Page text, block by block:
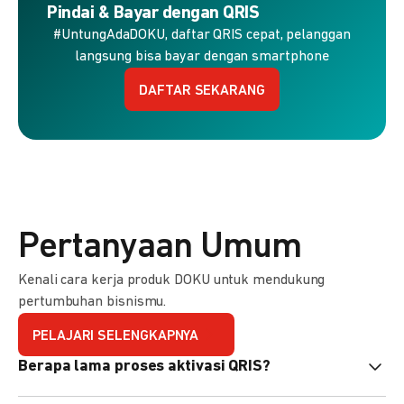
Pindai & Bayar dengan QRIS
#UntungAdaDOKU, daftar QRIS cepat, pelanggan
langsung bisa bayar dengan smartphone
DAFTAR SEKARANG
Pertanyaan Umum
Kenali cara kerja produk DOKU untuk mendukung
pertumbuhan bisnismu.
PELAJARI SELENGKAPNYA
Berapa lama proses aktivasi QRIS?